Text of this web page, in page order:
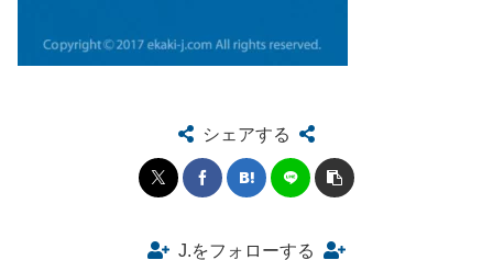
シェアする
J.をフォローする